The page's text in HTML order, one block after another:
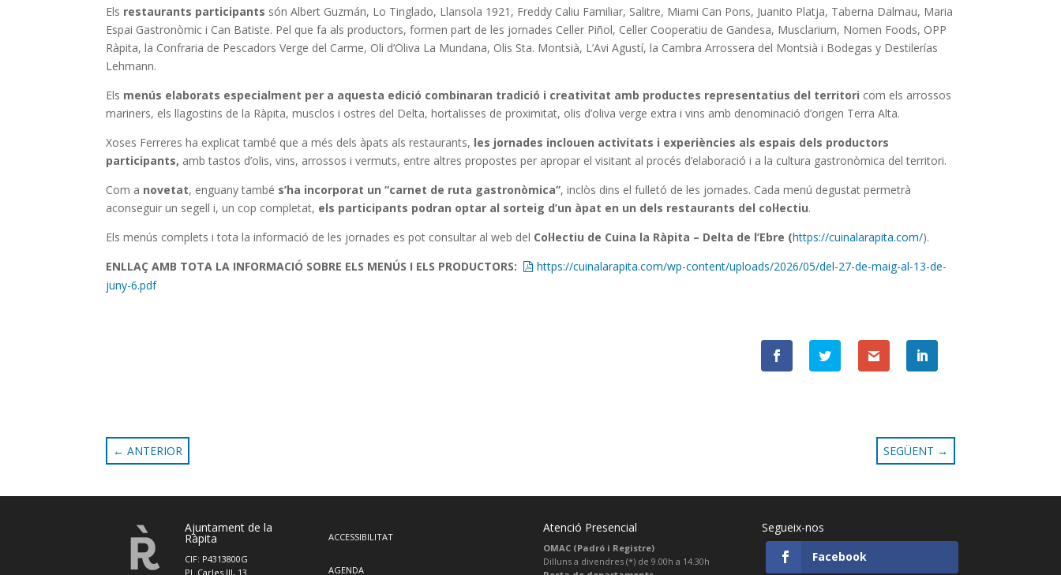
Els restaurants participants són Albert Guzmán, Lo Tinglado, Llansola 1921, Freddy Caliu Familiar, Salitre, Miami Can Pons, Juanito Platja, Taberna Dalmau, Maria
Espai Gastronòmic i Can Batiste. Pel que fa als productors, formen part de les jornades Celler Piñol, Celler Cooperatiu de Gandesa, Musclarium, Nomen Foods, OPP
Ràpita, la Confraria de Pescadors Verge del Carme, Oli d’Oliva La Mundana, Olis Sta. Montsià, L’Avi Agustí, la Cambra Arrossera del Montsià i Bodegas y Destilerías
Lehmann.
Els menús elaborats especialment per a aquesta edició combinaran tradició i creativitat amb productes representatius del territori com els arrossos
mariners, els llagostins de la Ràpita, musclos i ostres del Delta, hortalisses de proximitat, olis d’oliva verge extra i vins amb denominació d’origen Terra Alta.
Xoses Ferreres ha explicat també que a més dels àpats als restaurants, les jornades inclouen activitats i experiències als espais dels productors
participants, amb tastos d’olis, vins, arrossos i vermuts, entre altres propostes per apropar el visitant al procés d’elaboració i a la cultura gastronòmica del territori.
Com a novetat, enguany també s’ha incorporat un “carnet de ruta gastronòmica”, inclòs dins el fulletó de les jornades. Cada menú degustat permetrà
aconseguir un segell i, un cop completat, els participants podran optar al sorteig d’un àpat en un dels restaurants del col·lectiu.
Els menús complets i tota la informació de les jornades es pot consultar al web del Col·lectiu de Cuina la Ràpita – Delta de l’Ebre (https://cuinalarapita.com/).
ENLLAÇ AMB TOTA LA INFORMACIÓ SOBRE ELS MENÚS I ELS PRODUCTORS:
https://cuinalarapita.com/wp-content/uploads/2026/05/del-27-de-maig-al-13-de-
juny-6.pdf
←ANTERIOR SEGÜENT →
Ajuntament de la
Ràpita
CIF: P4313800G
Pl. Carles III, 13
ACCESSIBILITAT
AGENDA
Atenció Presencial
OMAC (Padró i Registre)
Dilluns a divendres (*) de 9.00h a 14.30h
Segueix-nos
Facebook